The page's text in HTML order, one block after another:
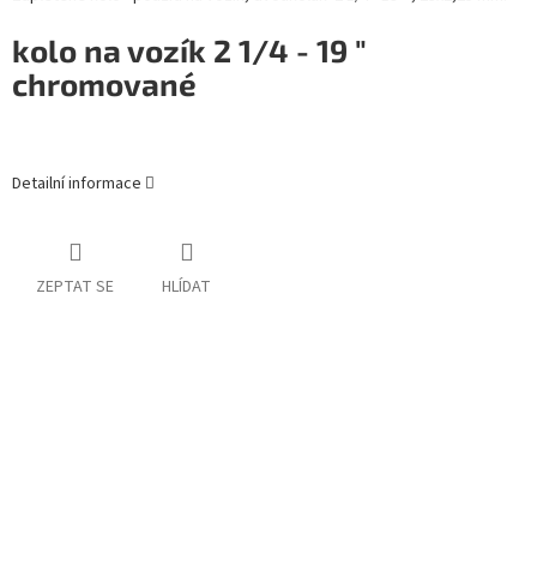
kolo na vozík 2 1/4 - 19 "
chromované
Detailní informace
ZEPTAT SE HLÍDAT